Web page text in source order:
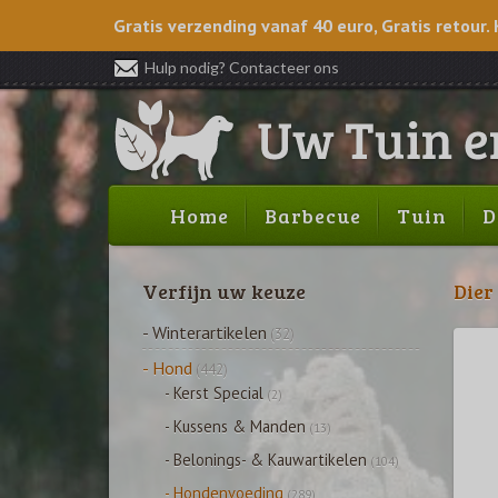
Gratis verzending vanaf 40 euro, Gratis retour.
Hulp nodig? Contacteer ons
Home Barbecue Tuin
Dier
Verfijn uw keuze
- Winterartikelen (32)
- Hond (442)
- Kerst Special (2)
- Kussens & Manden (13)
- Belonings- & Kauwartikelen (104)
- Hondenvoeding (289)